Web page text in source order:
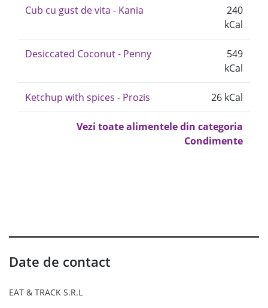
Cub cu gust de vita - Kania
240
kCal
Desiccated Coconut - Penny
549
kCal
Ketchup with spices - Prozis 26 kCal
Vezi toate alimentele din categoria
Condimente
Date de contact
EAT & TRACK S.R.L